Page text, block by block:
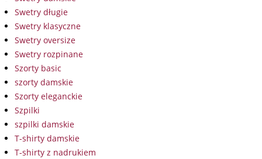
Swetry długie
Swetry klasyczne
Swetry oversize
Swetry rozpinane
Szorty basic
szorty damskie
Szorty eleganckie
Szpilki
szpilki damskie
T-shirty damskie
T-shirty z nadrukiem